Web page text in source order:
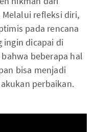
refleksi diri,
pada rencana
ingin dicapai di
beberapa hal
bisa menjadi
perbaikan.